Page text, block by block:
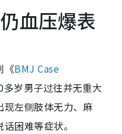
血压爆表
《BMJ Case
岁男子过往并无重大
左侧肢体无力、麻
困难等症状。